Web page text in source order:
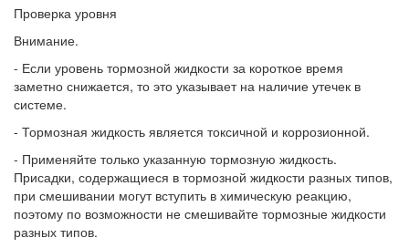
Проверка уровня
Внимание.
- Если уровень тормозной жидкости за короткое время
заметно снижается, то это указывает на наличие утечек в
системе.
- Тормозная жидкость является токсичной и коррозионной.
- Применяйте только указанную тормозную жидкость.
Присадки, содержащиеся в тормозной жидкости разных типов,
при смешивании могут вступить в химическую реакцию,
поэтому по возможности не смешивайте тормозные жидкости
разных типов.